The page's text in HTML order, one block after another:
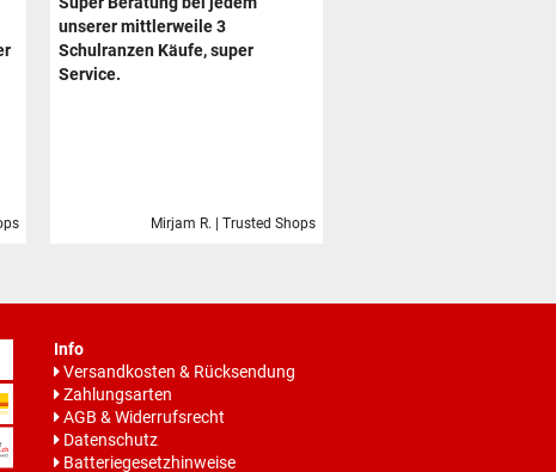
unserer mittlerweile 3
Schulranzen Käufe, super
Service.
Mirjam R. | Trusted Shops
Info
Versandkosten & Rücksendung
Zahlungsarten
AGB & Widerrufsrecht
Datenschutz
Batteriegesetzhinweise